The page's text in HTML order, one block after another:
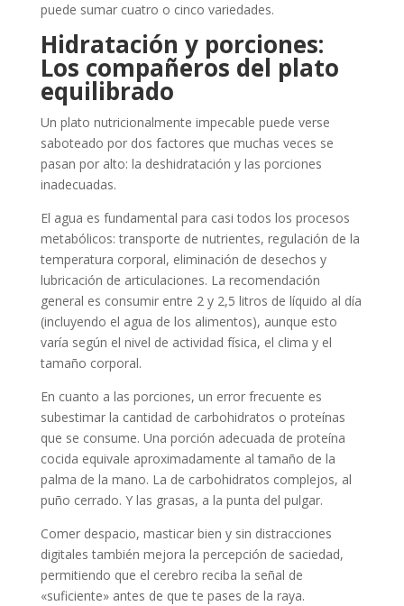
puede sumar cuatro o cinco variedades.
Hidratación y porciones:
Los compañeros del plato
equilibrado
Un plato nutricionalmente impecable puede verse
saboteado por dos factores que muchas veces se
pasan por alto: la deshidratación y las porciones
inadecuadas.
El agua es fundamental para casi todos los procesos
metabólicos: transporte de nutrientes, regulación de la
temperatura corporal, eliminación de desechos y
lubricación de articulaciones. La recomendación
general es consumir entre 2 y 2,5 litros de líquido al día
(incluyendo el agua de los alimentos), aunque esto
varía según el nivel de actividad física, el clima y el
tamaño corporal.
En cuanto a las porciones, un error frecuente es
subestimar la cantidad de carbohidratos o proteínas
que se consume. Una porción adecuada de proteína
cocida equivale aproximadamente al tamaño de la
palma de la mano. La de carbohidratos complejos, al
puño cerrado. Y las grasas, a la punta del pulgar.
Comer despacio, masticar bien y sin distracciones
digitales también mejora la percepción de saciedad,
permitiendo que el cerebro reciba la señal de
«suficiente» antes de que te pases de la raya.